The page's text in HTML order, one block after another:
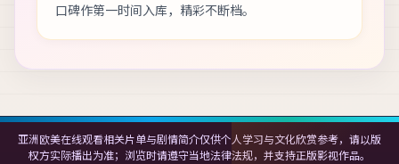
口碑作第一时间入库，精彩不断档。
亚洲欧美在线观看相关片单与剧情简介仅供个人学习与文化欣赏参考，请以版
权方实际播出为准；浏览时请遵守当地法律法规，并支持正版影视作品。